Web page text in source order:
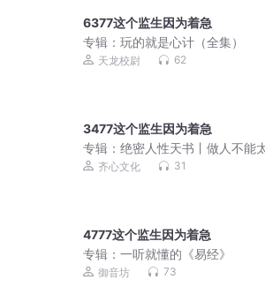
6377这个监生因为着急
专辑：玩的就是心计（全集）
天龙校尉 62
3477这个监生因为着急
专辑：绝密人性天书丨做人不能
齐心文化 31
4777这个监生因为着急
专辑：一听就懂的《易经》
御音坊 73